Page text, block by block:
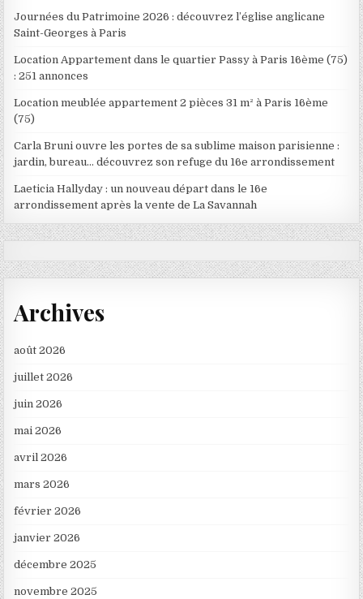
Journées du Patrimoine 2026 : découvrez l’église anglicane
Saint-Georges à Paris
Location Appartement dans le quartier Passy à Paris 16ème (75)
: 251 annonces
Location meublée appartement 2 pièces 31 m² à Paris 16ème
(75)
Carla Bruni ouvre les portes de sa sublime maison parisienne :
jardin, bureau… découvrez son refuge du 16e arrondissement
Laeticia Hallyday : un nouveau départ dans le 16e
arrondissement après la vente de La Savannah
Archives
août 2026
juillet 2026
juin 2026
mai 2026
avril 2026
mars 2026
février 2026
janvier 2026
décembre 2025
novembre 2025